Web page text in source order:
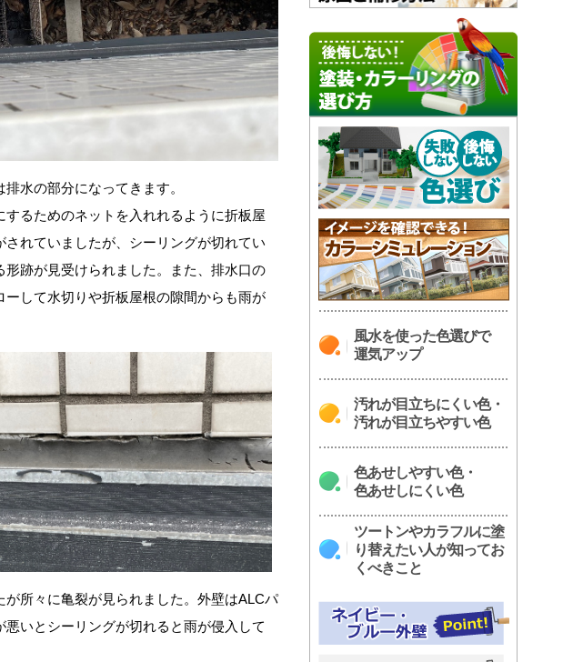
水の部分になってきます。
るためのネットを入れれるように折板屋
れていましたが、シーリングが切れてい
跡が見受けられました。また、排水口の
して水切りや折板屋根の隙間からも雨が
所々に亀裂が見られました。外壁はALCパ
いとシーリングが切れると雨が侵入して
風水を使った色選びで
運気アップ
汚れが目立ちにくい色・
汚れが目立ちやすい色
色あせしやすい色・
色あせしにくい色
ツートンやカラフルに塗
り替えたい人が知ってお
くべきこと